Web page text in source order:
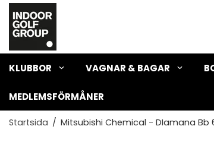
KLUBBOR VAGNAR & BAGAR
MEDLEMSFÖRMÅNER
Startsida / Mitsubishi Chemical - DIamana Bb